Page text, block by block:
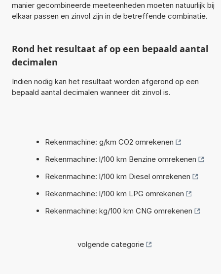
manier gecombineerde meeteenheden moeten natuurlijk bij
elkaar passen en zinvol zijn in de betreffende combinatie.
Rond het resultaat af op een bepaald aantal
decimalen
Indien nodig kan het resultaat worden afgerond op een
bepaald aantal decimalen wanneer dit zinvol is.
Rekenmachine: g/km CO2 omrekenen
Rekenmachine: l/100 km Benzine omrekenen
Rekenmachine: l/100 km Diesel omrekenen
Rekenmachine: l/100 km LPG omrekenen
Rekenmachine: kg/100 km CNG omrekenen
volgende categorie